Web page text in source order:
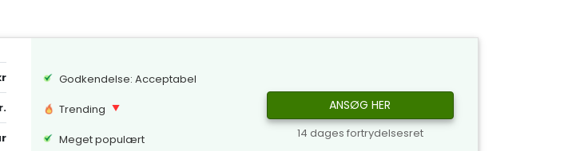
Godkendelse: Acceptabel
Trending
Meget populært
ANSØG HER
14 dages fortrydelsesret